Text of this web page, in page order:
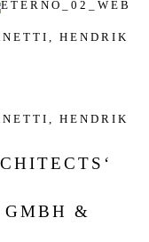
HENDRIK
HENDRIK
&